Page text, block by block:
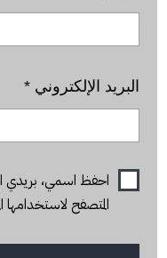
البريد الإلكتروني*
احفظ اسمي، بريدي
المتصفح لاستخدامها